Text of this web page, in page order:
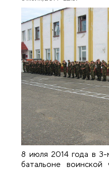
8 июля 2014 года в
батальоне